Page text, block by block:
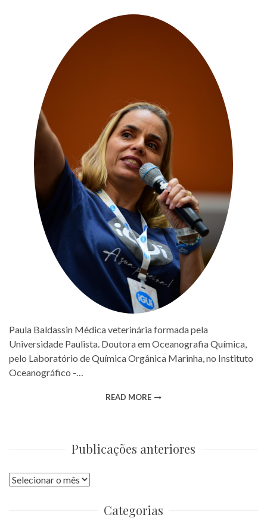
Paula Baldassin Médica veterinária formada pela
Universidade Paulista. Doutora em Oceanografia Química,
pelo Laboratório de Química Orgânica Marinha, no Instituto
Oceanográfico -…
READ MORE
Publicações anteriores
Publicações
Categorias